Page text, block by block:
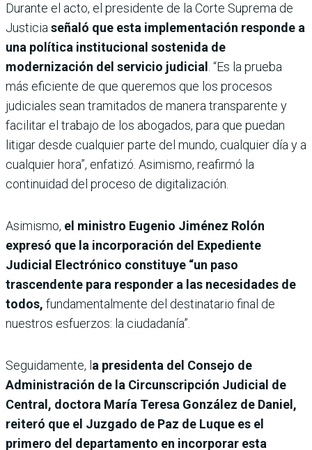
Durante el acto, el presidente de la Corte Suprema de
Justicia señaló que esta implementación responde a
una política institucional sostenida de
modernización del servicio judicial
. “Es la prueba
más eficiente de que queremos que los procesos
judiciales sean tramitados de manera transparente y
facilitar el trabajo de los abogados, para que puedan
litigar desde cualquier parte del mundo, cualquier día y a
cualquier hora”, enfatizó. Asimismo, reafirmó la
continuidad del proceso de digitalización.
Asimismo, el ministro Eugenio Jiménez Rolón
expresó que la incorporación del Expediente
Judicial Electrónico constituye “un paso
trascendente para responder a las necesidades de
todos, fundamentalmente del destinatario final de
nuestros esfuerzos: la ciudadanía”.
Seguidamente, l a presidenta del Consejo de
Administración de la Circunscripción Judicial de
Central, doctora María Teresa González de Daniel,
reiteró que el Juzgado de Paz de Luque es el
primero del departamento en incorporar esta